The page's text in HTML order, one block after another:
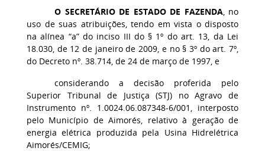
O SECRETÁRIO DE ESTADO DE FAZENDA, no
uso de suas atribuições, tendo em vista o disposto
na alínea “a” do inciso III do § 1º do art. 13, da Lei
18.030, de 12 de janeiro de 2009, e no § 3º do art. 7º,
do Decreto nº. 38.714, de 24 de março de 1997, e
considerando a decisão proferida pelo
Superior Tribunal de Justiça (STJ) no Agravo de
Instrumento nº. 1.0024.06.087348-6/001, interposto
pelo Município de Aimorés, relativo à geração de
energia elétrica produzida pela Usina Hidrelétrica
Aimorés/CEMIG;